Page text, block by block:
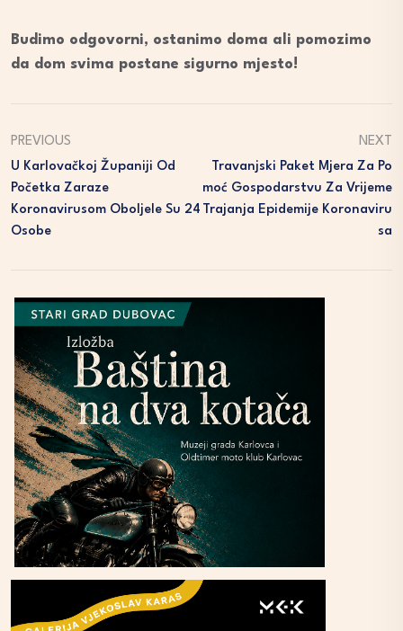
Budimo odgovorni, ostanimo doma ali pomozimo
da dom svima postane sigurno mjesto!
PREVIOUS
U Karlovačkoj Županiji Od
Početka Zaraze
Koronavirusom Oboljele Su 24
Osobe
NEXT
Travanjski Paket Mjera Za Po
Moć Gospodarstvu Za Vrijeme
Trajanja Epidemije Koronaviru
Sa